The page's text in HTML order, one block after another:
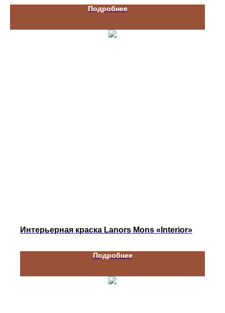
Подробнее
Интерьерная краска Lanors Mons «Interior»
Подробнее